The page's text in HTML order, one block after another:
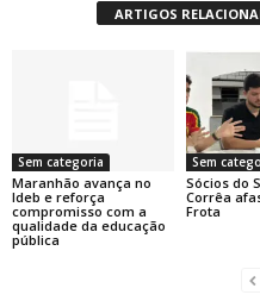
ARTIGOS
Sem categoria
Maranhão avança no
Ideb e reforça
compromisso com a
qualidade da educação
pública
Sem
Sócios do
Corrêa
Frota